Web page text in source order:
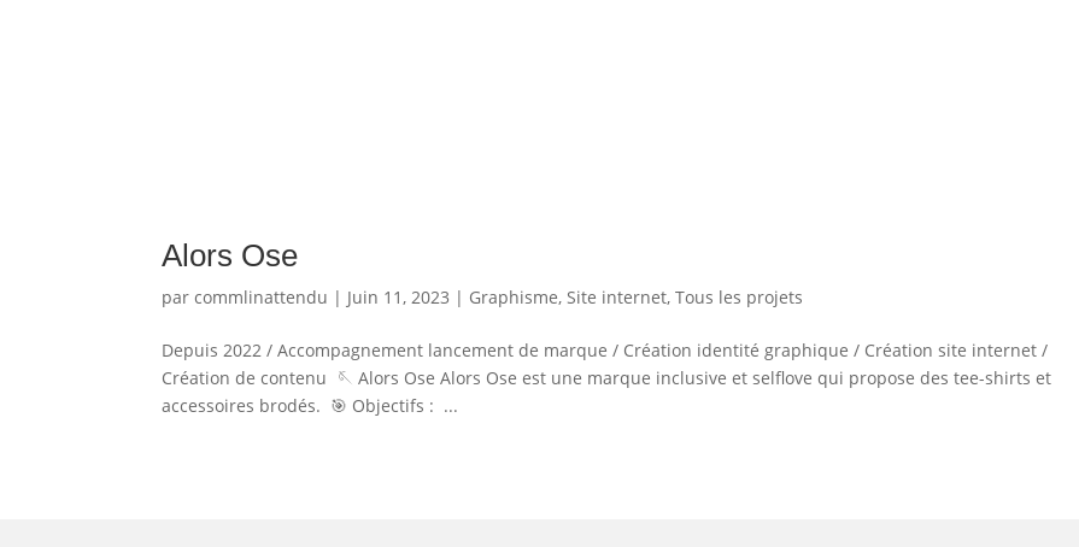
Alors Ose
parcommlinattendu | Juin 11, 2023 | Graphisme, Site internet,Tous les projets
Depuis 2022 / Accompagnement lancement de marque / Création identité graphique / Création site internet /
Création de contenu 🪡 Alors Ose Alors Ose est une marque inclusive et selflove qui propose des tee-shirts et
accessoires brodés. 🎯 Objectifs : ...